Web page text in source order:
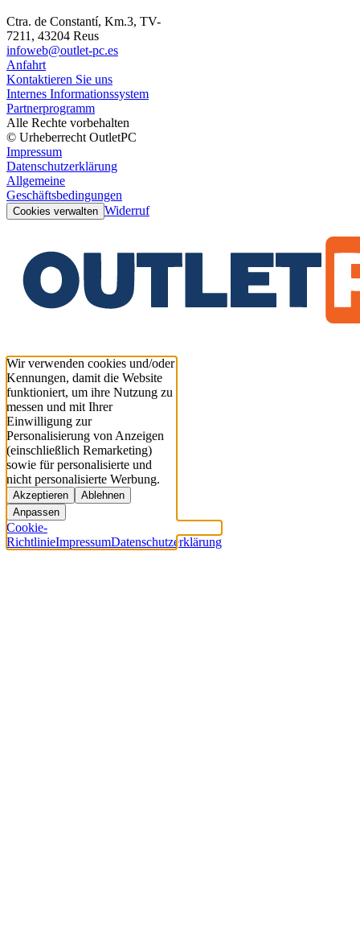
Ctra. de Constantí, Km.3, TV-
7211, 43204 Reus
infoweb@outlet-pc.es
Anfahrt
Kontaktieren Sie uns
Internes Informationssystem
Partnerprogramm
Alle Rechte vorbehalten
© Urheberrecht OutletPC
Impressum
Datenschutzerklärung
Allgemeine
Geschäftsbedingungen
Cookies verwalten Widerruf
Wir verwenden cookies und/oder
Kennungen, damit die Website
funktioniert, um ihre Nutzung zu
messen und mit Ihrer
Einwilligung zur
Personalisierung von Anzeigen
(einschließlich Remarketing)
sowie für personalisierte und
nicht personalisierte Werbung.
Akzeptieren
Ablehnen
Anpassen
Cookie-
RichtlinieImpressumDatenschutzerklärung